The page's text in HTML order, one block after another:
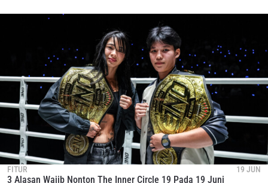
FITUR 19 JUN
3 Alasan Wajib Nonton The Inner Circle 19 Pada 19 Juni